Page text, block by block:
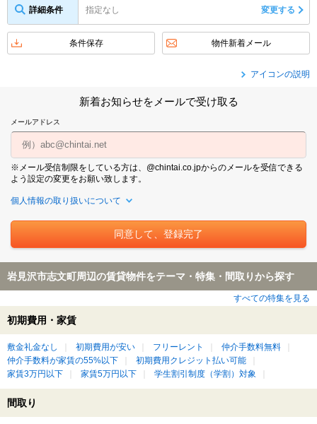
詳細条件 指定なし 変更する
条件保存 物件新着メール
アイコンの説明
新着お知らせをメールで受け取る
メールアドレス
※メール受信制限をしている方は、@chintai.co.jpからのメールを受信できる
よう設定の変更をお願い致します。
個人情報の取り扱いについて
岩見沢市志文町周辺の賃貸物件をテーマ・特集・間取りから探す
すべての特集を見る
初期費用・家賃
敷金礼金なし 初期費用が安い フリーレント
仲介手数料無料
仲介手数料が家賃の55%以下
初期費用クレジット払い可能
家賃3万円以下
家賃5万円以下 学生割引制度（学割）対象
間取り